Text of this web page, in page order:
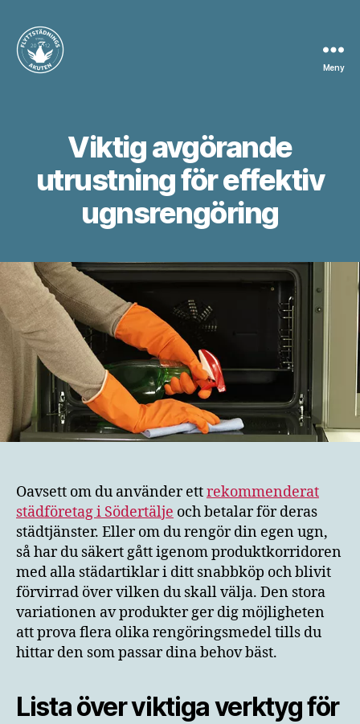
Meny
Viktig avgörande
utrustning för effektiv
ugnsrengöring
Oavsett om du använder ettrekommenderat
städföretag i Södertälje och betalar för deras
städtjänster. Eller om du rengör din egen ugn,
så har du säkert gått igenom produktkorridoren
med alla städartiklar i ditt snabbköp och blivit
förvirrad över vilken du skall välja. Den stora
variationen av produkter ger dig möjligheten
att prova flera olika rengöringsmedel tills du
hittar den som passar dina behov bäst.
Lista över viktiga verktyg för